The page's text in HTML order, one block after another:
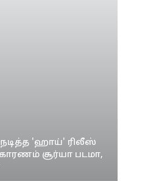
'ஹாய்' ரிலீஸ்